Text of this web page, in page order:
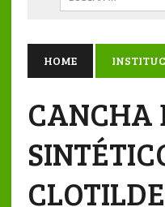
HOME
CANCHA
CLOTILDE